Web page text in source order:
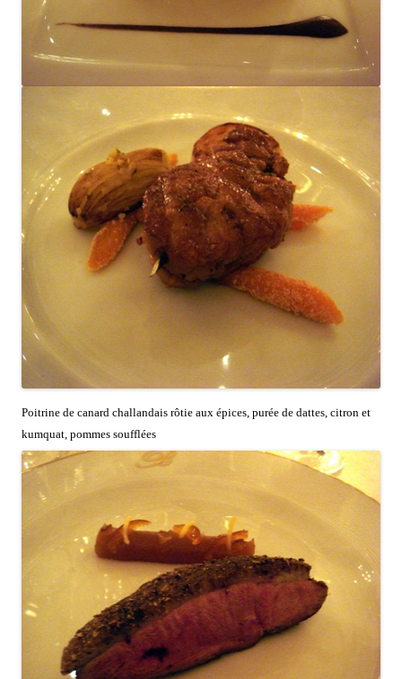
Poitrine de canard challandais rôtie aux épices, purée de dattes, citron et
kumquat, pommes soufflées